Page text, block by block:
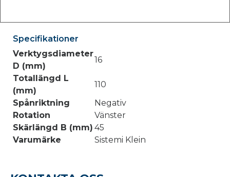
Specifikationer
Verktygsdiameter
D (mm)
16
Totallängd L
(mm)
110
Spånriktning
Negativ
Rotation
Vänster
Skärlängd B (mm) 45
Varumärke
Sistemi Klein